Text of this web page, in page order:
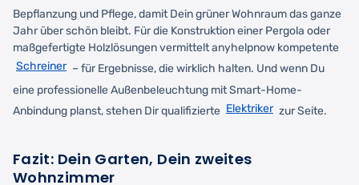
Bepflanzung und Pflege, damit Dein grüner Wohnraum das ganze
Jahr über schön bleibt. Für die Konstruktion einer Pergola oder
maßgefertigte Holzlösungen vermittelt anyhelpnow kompetente
Schreiner – für Ergebnisse, die wirklich halten. Und wenn Du
eine professionelle Außenbeleuchtung mit Smart-Home-
Anbindung planst, stehen Dir qualifizierte Elektriker zur Seite.
Fazit: Dein Garten, Dein zweites
Wohnzimmer